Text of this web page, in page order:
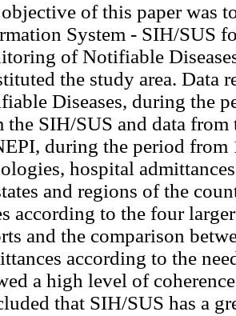
of this paper was
System - SIH/SUS
of Notifiable
the study area. Data
Diseases, during the
the SIH/SUS and data
during the period from
hospital
and regions of the
according to the four
and the comparison
according to the
a high level of
that SIH/SUS has a